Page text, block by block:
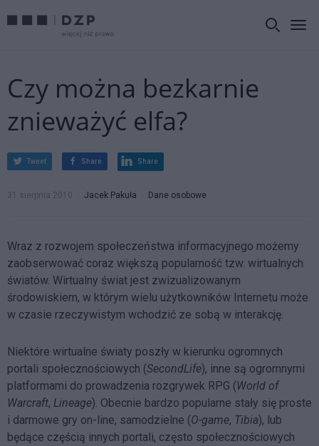
Czy można bezkarnie
znieważyć elfa?
Tweet Share Share
31 sierpnia 2010 Jacek Pakuła Dane osobowe
Wraz z rozwojem społeczeństwa informacyjnego możemy
zaobserwować coraz większą popularność tzw. wirtualnych
światów. Wirtualny świat jest zwizualizowanym
środowiskiem, w którym wielu użytkowników Internetu może
w czasie rzeczywistym wchodzić ze sobą w interakcję.
Niektóre wirtualne światy poszły w kierunku ogromnych
portali społecznościowych (SecondLife), inne są ogromnymi
platformami do prowadzenia rozgrywek RPG (World of
Warcraft, Lineage). Obecnie bardzo popularne stały się proste
i darmowe gry on-line, samodzielne (O-game, Tibia), lub
będące częścią innych portali, często społecznościowych